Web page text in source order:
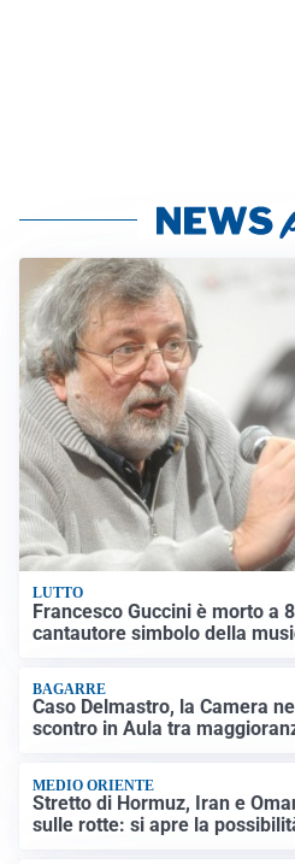
LUTTO
Francesco Guccini è morto a
cantautore simbolo della
BAGARRE
Caso Delmastro, la Camera
scontro in Aula tra
MEDIO ORIENTE
Stretto di Hormuz, Iran e
sulle rotte: si apre la